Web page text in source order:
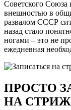
Советского
внешностью в
развалом СССР
назад стало
ногами – это не
ежедневная
ПРОСТО
НА